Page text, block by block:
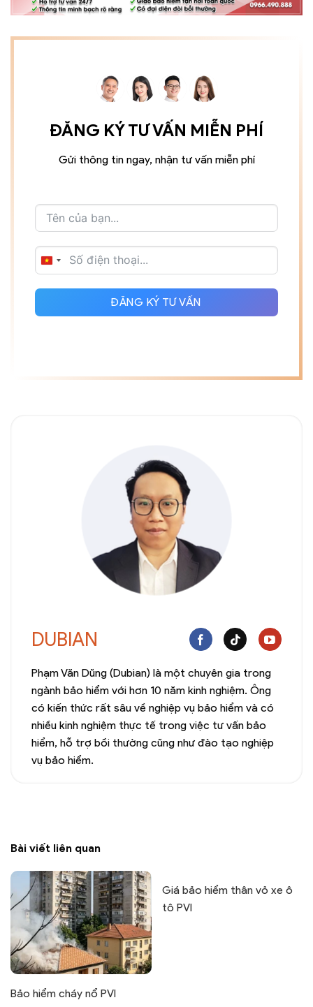
ĐĂNG KÝ TƯ VẤN MIỄN PHÍ
Gửi thông tin ngay, nhận tư vấn miễn phí
VIETNAM
ĐĂNG KÝ TƯ VẤN
DUBIAN
Phạm Văn Dũng (Dubian) là một chuyên gia trong
ngành bảo hiểm với hơn 10 năm kinh nghiệm. Ông
có kiến thức rất sâu về nghiệp vụ bảo hiểm và có
nhiều kinh nghiệm thực tế trong việc tư vấn bảo
hiểm, hỗ trợ bồi thường cũng như đào tạo nghiệp
vụ bảo hiểm.
Bài viết liên quan
Bảo hiểm cháy nổ PVI
Giá bảo hiểm thân vỏ xe ô
tô PVI